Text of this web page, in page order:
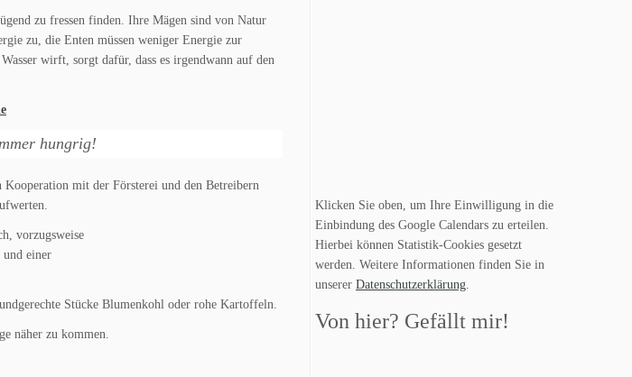
zu fressen finden. Ihre Mägen sind von Natur
zu, die Enten müssen weniger Energie zur
wirft, sorgt dafür, dass es irgendwann auf den
hungrig!
Kooperation mit der Försterei und den Betreibern
vorzugsweise
und einer
Stücke Blumenkohl oder rohe Kartoffeln.
näher zu kommen.
Klicken Sie oben, um Ihre Einwilligung in die
Einbindung des Google Calendars zu erteilen.
Hierbei können Statistik-Cookies gesetzt
werden. Weitere Informationen finden Sie in
unserer Datenschutzerklärung.
Von hier? Gefällt mir!